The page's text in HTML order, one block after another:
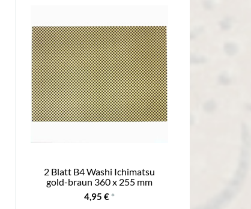
2 Blatt B4 Washi Ichimatsu
gold-braun 360 x 255 mm
4,95 € *